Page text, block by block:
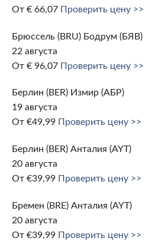
От € 66,07 Проверить цену >>
Брюссель (BRU) Бодрум (БЯВ)
22 августа
От € 96,07 Проверить цену >>
Берлин (BER) Измир (АБР)
19 августа
От €49,99 Проверить цену >>
Берлин (BER) Анталия (AYT)
20 августа
От €39,99 Проверить цену >>
Бремен (BRE) Анталия (AYT)
20 августа
От €39,99 Проверить цену >>